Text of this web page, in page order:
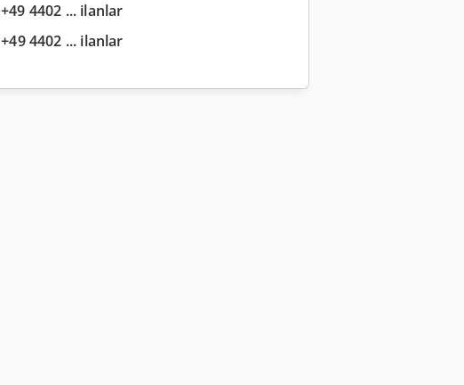
+49 4402 ... ilanlar
+49 4402 ... ilanlar